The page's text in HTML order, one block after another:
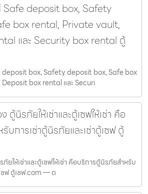
Safe deposit box, Safety
box rental, Private vault,
และ Security box rental ตู้
deposit box, Safety deposit box, Safe box
box rental และ Securi
ง ตู้นิรภัยให้เช่าและตู้เซฟให้เช่า คือ
บการเช่าตู้นิรภัยและเช่าตู้เซฟ ตู้
ภัยให้เช่าและตู้เซฟให้เช่า คือบริการตู้นิรภัยสำหรับ
ซฟ ตู้เซฟ.com — ต